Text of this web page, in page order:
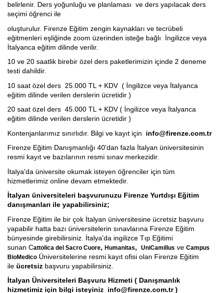
belirlenir. Ders yoğunluğu ve planlaması ve ders yapılacak ders
seçimi öğrenci ile
oluşturulur. Firenze Eğitim zengin kaynakları ve tecrübeli
eğitmenleri eşliğinde zoom üzerinden isteğe bağlı İngilizce veya
İtalyanca eğitim dilinde verilir.
10 ve 20 saatlik birebir özel ders paketlerimizin içinde 2 deneme
testi dahildir.
10 saat özel ders 25.000 TL + KDV ( İngilizce veya İtalyanca
eğitim dilinde verilen derslerin ücretidir )
20 saat özel ders 45.000 TL + KDV ( İngilizce veya İtalyanca
eğitim dilinde verilen derslerin ücretidir )
Kontenjanlarımız sınırlıdır. Bilgi ve kayıt için info@firenze.com.tr
Firenze Eğitim Danışmanlığı 40'dan fazla İtalyan üniversitesinin
resmi kayıt ve bazılarının resmi sınav merkezidir.
İtalya'da üniversite okumak isteyen öğrenciler için tüm
hizmetlerimiz online devam etmektedir.
İtalyan üniversiteleri başvurunuzu Firenze Yurtdışı Eğitim
danışmanları ile yapabilirsiniz;
Firenze Eğitim ile bir çok İtalyan üniversitesine ücretsiz başvuru
yapabilir hatta bazı üniversitelerin sınavlarına Firenze Eğitim
bünyesinde girebilirsiniz. İtalya'da ingilizce Tıp Eğitimi
sunan Cattolica del Sacro Cuore, Humanitas, UniCamillus ve Campus
BioMedico Üniversitelerine resmi kayıt ofisi olan Firenze Eğitim
ile ücretsiz başvuru yapabilirsiniz.
İtalyan Üniversiteleri Başvuru Hizmeti ( Danışmanlık
hizmetimiz için bilgi isteyiniz info@firenze.com.tr)